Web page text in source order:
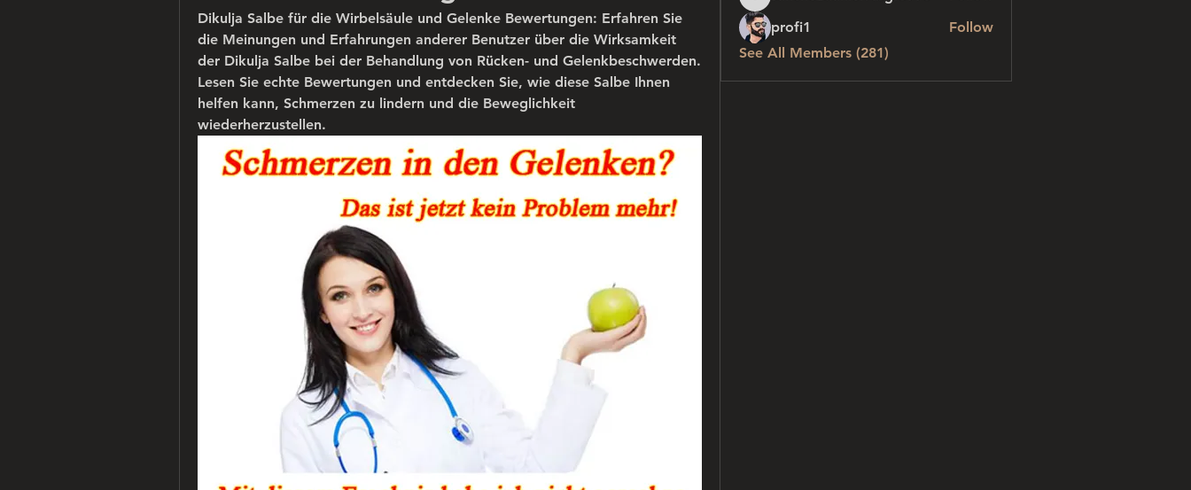
Dikulja Salbe für die Wirbelsäule und Gelenke Bewertungen: Erfahren Sie
die Meinungen und Erfahrungen anderer Benutzer über die Wirksamkeit
der Dikulja Salbe bei der Behandlung von Rücken- und Gelenkbeschwerden.
Lesen Sie echte Bewertungen und entdecken Sie, wie diese Salbe Ihnen
helfen kann, Schmerzen zu lindern und die Beweglichkeit
wiederherzustellen.
sanchezdanielvtbgf5990
profi1
Follow
See All Members (281)